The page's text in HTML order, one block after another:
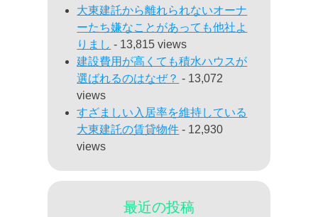
大東建託から離れられないオーナ
ーたち嫌なことがあっても他社よ
りまし - 13,815 views
建設費用が高くても積水ハウスが
選ばれるのはなぜ？ - 13,072
views
すざましい入居率を維持している
大東建託の賃貸物件 - 12,930
views
最近の投稿